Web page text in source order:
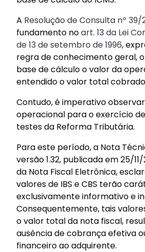
A Resolução de Consulta nº 39/
fundamento noart. 13 da Lei
de 13 de setembro de 1996,
regra de conhecimento geral,
base de cálculo o valor da
entendido o valor total
Contudo, é imperativo
operacional para o exercício
testes da Reforma Tributária.
Para este período, a Nota
versão 1.32, publicada em 25/
da Nota Fiscal Eletrônica,
valores de IBS e CBS terão
exclusivamente informativo e
Consequentemente, tais
o valor total da nota fiscal,
ausência de cobrança efetiva
financeiro ao adquirente.